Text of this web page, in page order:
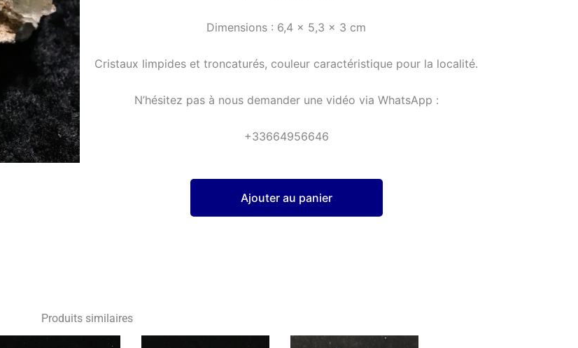
Dimensions : 6,4 x 5,3 x 3 cm
Cristaux limpides et troncaturés, couleur caractéristique pour la localité.
N’hésitez pas à nous demander une vidéo via WhatsApp :
+33664956646
Ajouter au panier
Produits similaires